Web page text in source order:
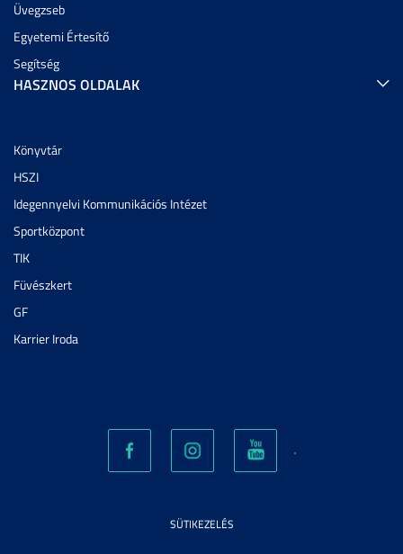
Üvegzseb
Egyetemi Értesítő
Segítség
HASZNOS OLDALAK
Könyvtár
HSZI
Idegennyelvi Kommunikációs Intézet
Sportközpont
TIK
Füvészkert
GF
Karrier Iroda
SÜTIKEZELÉS